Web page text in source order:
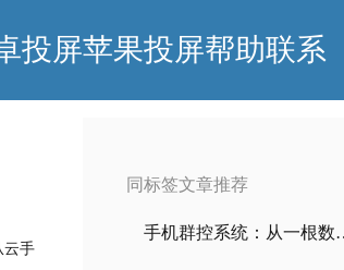
投屏苹果投屏帮助联系
云手
同标签文章推荐
手机群控系统